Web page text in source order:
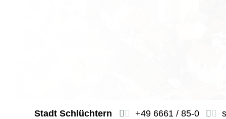
Stadt Schlüchtern +49 6661 / 85-0